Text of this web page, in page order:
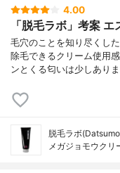
4.00
「脱毛ラボ」考案
毛穴のことを知り尽くし
除毛できるクリーム使用
ンとくる匂いは少しあり
脱毛ラボ
メガジョモウクリ